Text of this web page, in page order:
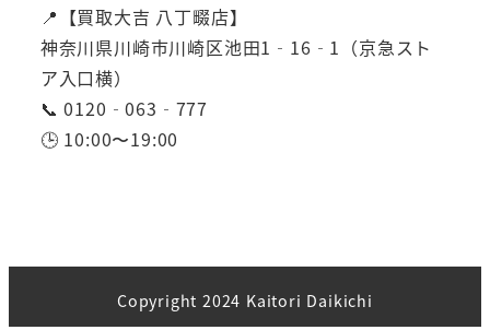
📍【買取大吉 八丁畷店】
神奈川県川崎市川崎区池田1‑16‑1（京急スト
ア入口横）
📞 0120‑063‑777
🕒 10:00〜19:00
Copyright 2024 Kaitori Daikichi